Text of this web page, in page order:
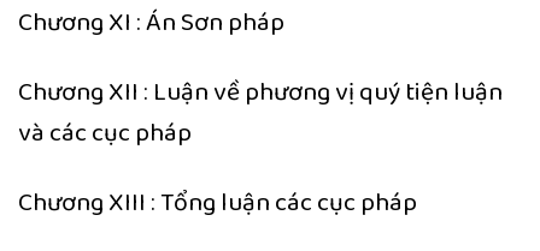
Chương XI : Án Sơn pháp
Chương XII : Luận về phương vị quý tiện luận
và các cục pháp
Chương XIII : Tổng luận các cục pháp